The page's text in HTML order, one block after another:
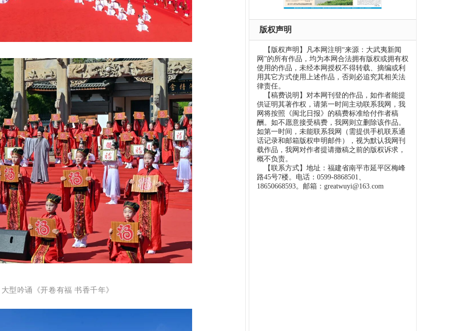
型吟诵《开卷有福 书香千年》
版权声明
【版权声明】凡本网注明“来源：大武夷新闻
网”的所有作品，均为本网合法拥有版权或拥有权
使用的作品，未经本网授权不得转载、摘编或利
用其它方式使用上述作品，否则必追究其相关法
律责任。
【稿费说明】对本网刊登的作品，如作者能提
供证明其著作权，请第一时间主动联系我网，我
网将按照《闽北日报》的稿费标准给付作者稿
酬。如不愿意接受稿费，我网则立删除该作品。
如第一时间，未能联系我网（需提供手机联系通
话记录和邮箱版权申明邮件），视为默认我网刊
载作品，我网对作者提请撤稿之前的版权诉求，
概不负责。
【联系方式】地址：福建省南平市延平区梅峰
路45号7楼。电话：0599-8868501、
18650668593。邮箱：greatwuyi@163.com